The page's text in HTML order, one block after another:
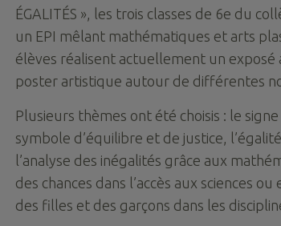
ÉGALITÉS », les trois classes de 6e du
un EPI mêlant mathématiques et arts
élèves réalisent actuellement un exposé
poster artistique autour de différentes
Plusieurs thèmes ont été choisis : le signe
symbole d’équilibre et de justice,
l’analyse des inégalités grâce aux
des chances dans l’accès aux sciences ou
des filles et des garçons dans les